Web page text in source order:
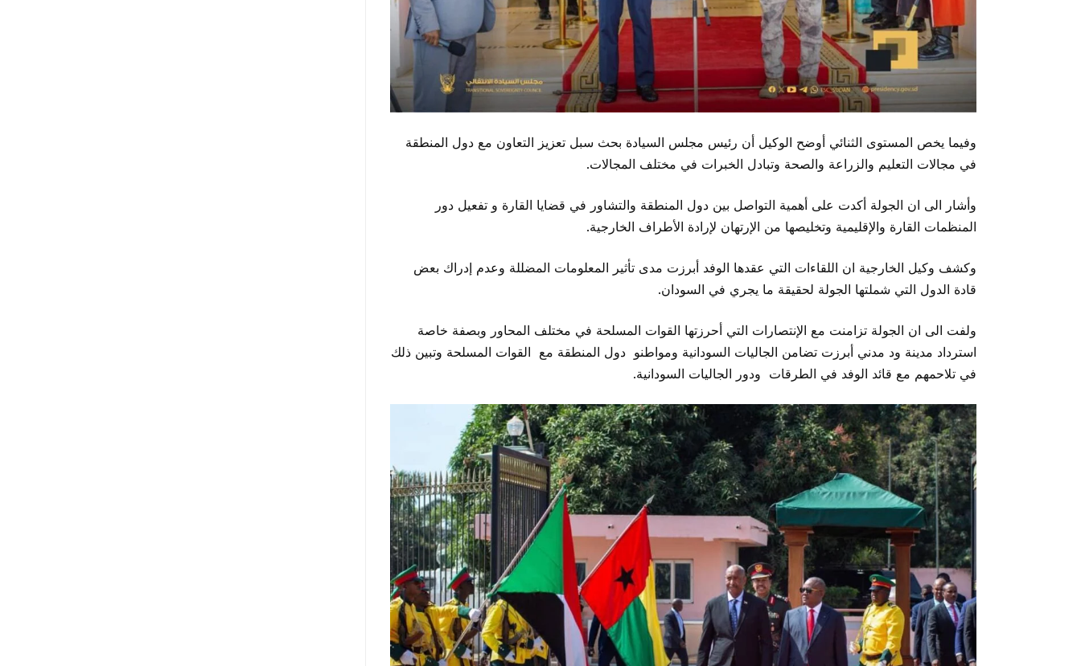
وفيما يخص المستوى الثنائي أوضح الوكيل أن رئيس مجلس السيادة بحث سبل تعزيز التعاون مع دول المنطقة
في مجالات التعليم والزراعة والصحة وتبادل الخبرات في مختلف المجالات.
وأشار الى ان الجولة أكدت على أهمية التواصل بين دول المنطقة والتشاور في قضايا القارة و تفعيل دور
المنظمات القارة والإقليمية وتخليصها من الإرتهان لإرادة الأطراف الخارجية.
وكشف وكيل الخارجية ان اللقاءات التي عقدها الوفد أبرزت مدى تأثير المعلومات المضللة وعدم إدراك بعض
قادة الدول التي شملتها الجولة لحقيقة ما يجري في السودان.
ولفت الى ان الجولة تزامنت مع الإنتصارات التي أحرزتها القوات المسلحة في مختلف المحاور وبصفة خاصة
استرداد مدينة ود مدني أبرزت تضامن الجاليات السودانية ومواطنو دول المنطقة مع القوات المسلحة وتبين ذلك
في تلاحمهم مع قائد الوفد في الطرقات ودور الجاليات السودانية.